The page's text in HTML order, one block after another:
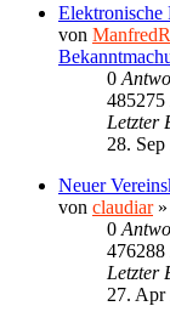
Elektronische
von
0
485275
Letzter
28.
Neuer
von claudiar»
0
476288
Letzter
27. Apr